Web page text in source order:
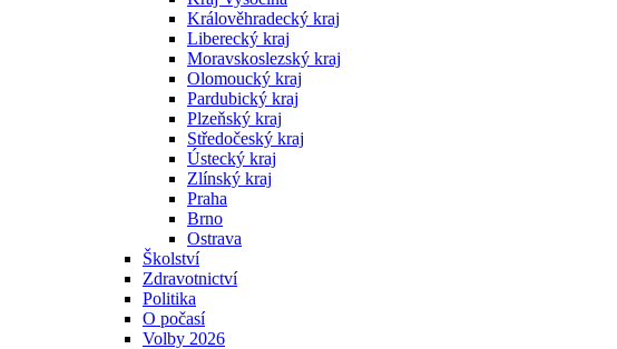
Králověhradecký kraj
Liberecký kraj
Moravskoslezský kraj
Olomoucký kraj
Pardubický kraj
Plzeňský kraj
Středočeský kraj
Ústecký kraj
Zlínský kraj
Praha
Brno
Ostrava
Školství
Zdravotnictví
Politika
O počasí
Volby 2026